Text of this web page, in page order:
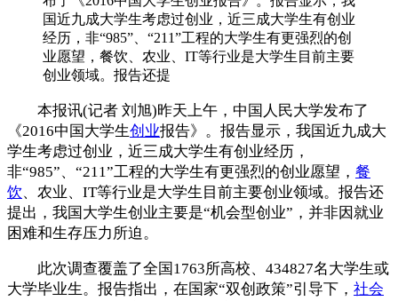
国近九成大学生考虑过创业，近三成大学生有创业
经历，非“985”、“211”工程的大学生有更强烈的创
业愿望，餐饮、农业、IT等行业是大学生目前主要
创业领域。报告还提
本报讯(记者 刘旭)昨天上午，中国人民大学发布了
《2016中国大学生创业报告》。报告显示，我国近九成大
学生考虑过创业，近三成大学生有创业经历，
非“985”、“211”工程的大学生有更强烈的创业愿望， 餐
饮、农业、IT等行业是大学生目前主要创业领域。报告还
提出，我国大学生创业主要是“机会型创业”，并非因就业
困难和生存压力所迫。
此次调查覆盖了全国1763所高校、434827名大学生或
大学毕业生。报告指出，在国家“双创政策”引导下， 社会